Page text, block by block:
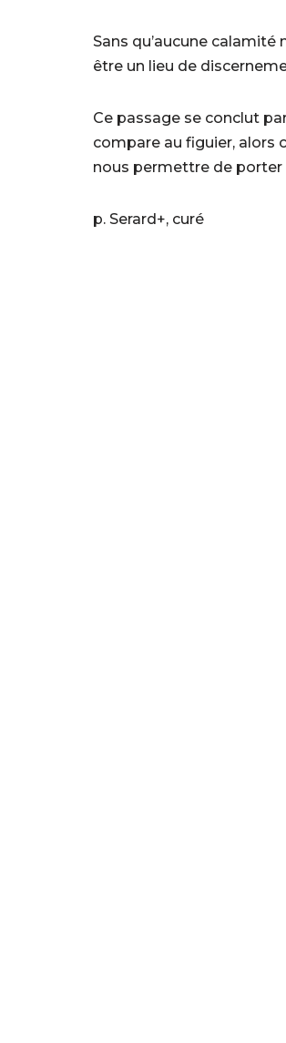
Sans qu’aucune
être un lieu de
Ce passage se conclut
compare au figuier, alors
nous permettre de porter
p. Serard+, curé